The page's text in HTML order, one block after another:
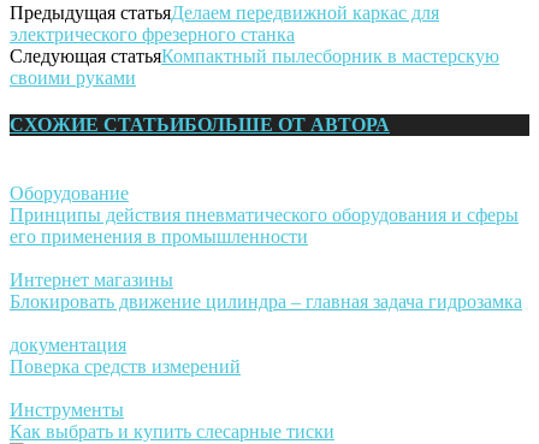
Предыдущая статьяДелаем передвижной каркас для
электрического фрезерного станка
Следующая статьяКомпактный пылесборник в мастерскую
своими руками
СХОЖИЕ СТАТЬИБОЛЬШЕ ОТ АВТОРА
Оборудование
Принципы действия пневматического оборудования и сферы
его применения в промышленности
Интернет магазины
Блокировать движение цилиндра – главная задача гидрозамка
документация
Поверка средств измерений
Инструменты
Как выбрать и купить слесарные тиски